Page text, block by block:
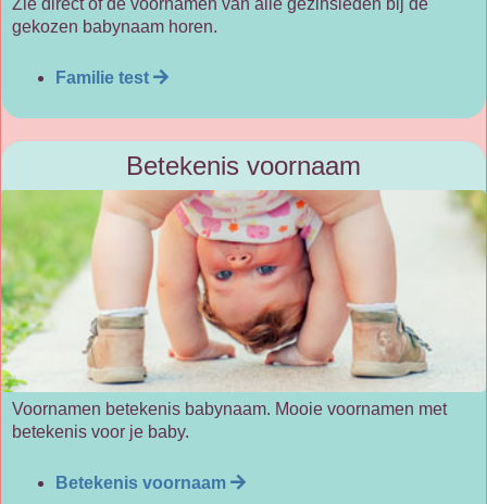
Zie direct of de voornamen van alle gezinsleden bij de
gekozen babynaam horen.
Familie test
Betekenis voornaam
Voornamen betekenis babynaam. Mooie voornamen met
betekenis voor je baby.
Betekenis voornaam